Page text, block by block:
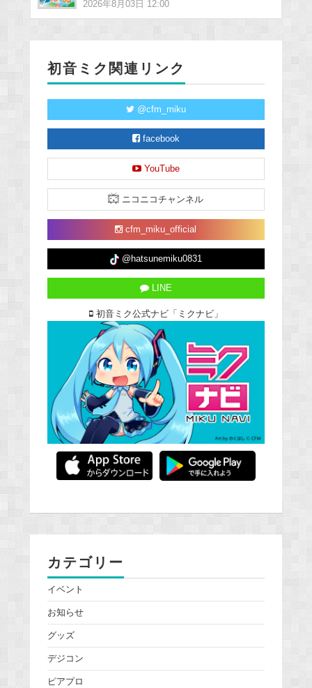
2026年8月03日 12:00
初音ミク関連リンク
@cfm_miku
facebook
YouTube
ニコニコチャンネル
cfm_miku_official
@hatsunemiku0831
LINE
初音ミク公式ナビ「ミクナビ」
カテゴリー
イベント
お知らせ
グッズ
デジコン
ピアプロ